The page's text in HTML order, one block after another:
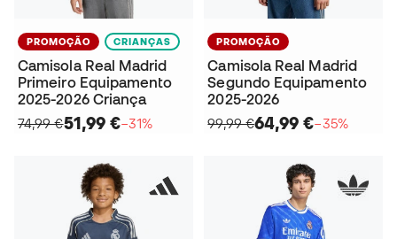
PROMOÇÃO CRIANÇAS
Camisola Real Madrid
Primeiro Equipamento
2025-2026 Criança
74,99 €51,99 €−31%
PROMOÇÃO
Camisola Real Madrid
Segundo Equipamento
2025-2026
99,99 €64,99 €−35%